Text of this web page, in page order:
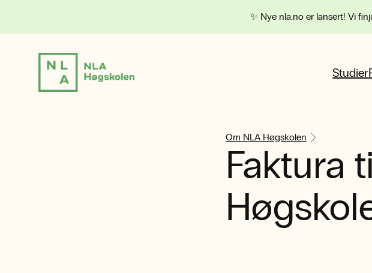
✨ Nye nla.no er lansert! Vi
Studier
Om NLA Høgskolen
Faktura